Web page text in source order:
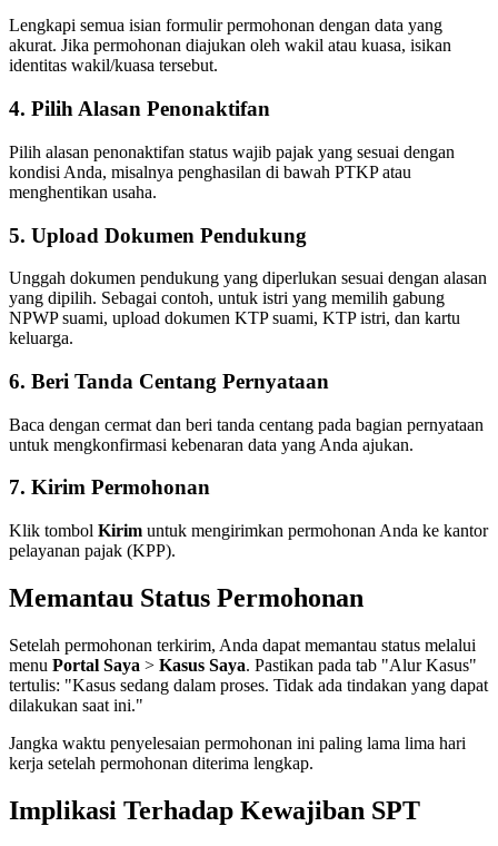
Lengkapi semua isian formulir permohonan dengan data yang
akurat. Jika permohonan diajukan oleh wakil atau kuasa, isikan
identitas wakil/kuasa tersebut.
4. Pilih Alasan Penonaktifan
Pilih alasan penonaktifan status wajib pajak yang sesuai dengan
kondisi Anda, misalnya penghasilan di bawah PTKP atau
menghentikan usaha.
5. Upload Dokumen Pendukung
Unggah dokumen pendukung yang diperlukan sesuai dengan alasan
yang dipilih. Sebagai contoh, untuk istri yang memilih gabung
NPWP suami, upload dokumen KTP suami, KTP istri, dan kartu
keluarga.
6. Beri Tanda Centang Pernyataan
Baca dengan cermat dan beri tanda centang pada bagian pernyataan
untuk mengkonfirmasi kebenaran data yang Anda ajukan.
7. Kirim Permohonan
Klik tombol Kirim untuk mengirimkan permohonan Anda ke kantor
pelayanan pajak (KPP).
Memantau Status Permohonan
Setelah permohonan terkirim, Anda dapat memantau status melalui
menu Portal Saya > Kasus Saya. Pastikan pada tab "Alur Kasus"
tertulis: "Kasus sedang dalam proses. Tidak ada tindakan yang dapat
dilakukan saat ini."
Jangka waktu penyelesaian permohonan ini paling lama lima hari
kerja setelah permohonan diterima lengkap.
Implikasi Terhadap Kewajiban SPT